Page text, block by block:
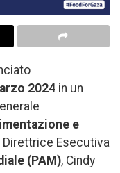
2024 in un
e
Direttrice Esecutiva
(PAM), Cindy